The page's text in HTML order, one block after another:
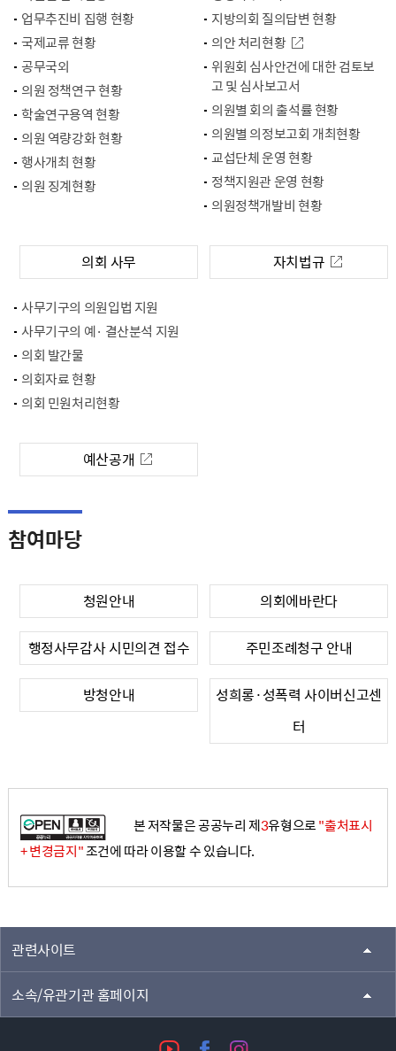
업무추진비 집행 현황
국제교류 현황
공무국외
의원 정책연구 현황
학술연구용역 현황
의원 역량강화 현황
행사개최 현황
의원 징계현황
지방의회 질의답변 현황
의안 처리현황
위원회 심사안건에 대한 검토보
고 및 심사보고서
의원별 회의 출석률 현황
의원별 의정보고회 개최현황
교섭단체 운영 현황
정책지원관 운영 현황
의원정책개발비 현황
의회 사무
사무기구의 의원입법 지원
사무기구의 예· 결산분석 지원
의회 발간물
의회자료 현황
의회 민원처리현황
자치법규
예산공개
참여마당
청원안내 의회에바란다
행정사무감사 시민의견 접수 주민조례청구 안내
방청안내
성희롱·성폭력 사이버신고센
터
본 저작물은 공공누리 제3유형으로"출처표시
+ 변경금지"조건에 따라 이용할 수 있습니다.
관련사이트
소속/유관기관 홈페이지